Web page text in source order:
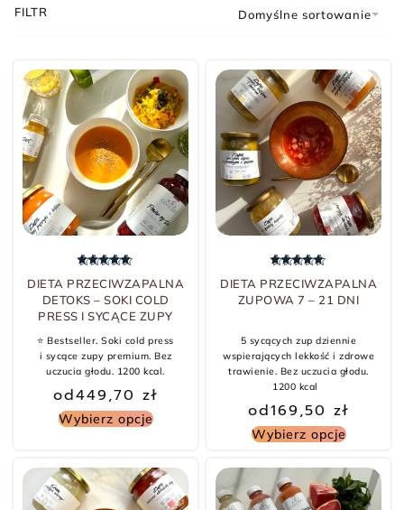
Domyślne sortowanie
FILTR
DIETA PRZECIWZAPALNA
DETOKS – SOKI COLD
PRESS I SYCĄCE ZUPY
⭐️ Bestseller. Soki cold press
i sycące zupy premium. Bez
uczucia głodu. 1200 kcal.
od449,70 zł
Wybierz opcje
DIETA PRZECIWZAPALNA
ZUPOWA 7 – 21 DNI
5 sycących zup dziennie
wspierających lekkość i zdrowe
trawienie. Bez uczucia głodu.
1200 kcal
od169,50 zł
Wybierz opcje